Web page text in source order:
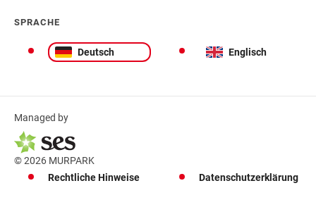
SPRACHE
Deutsch Englisch
Managed by
© 2026 MURPARK
Rechtliche Hinweise
Datenschutzerklärung